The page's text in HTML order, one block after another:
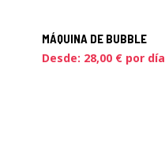
MÁQUINA DE BUBBLE
Desde: 28,00 € por día